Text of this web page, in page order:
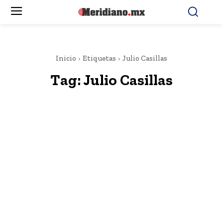
Inicio Etiquetas Julio Casillas
Tag:Julio Casillas